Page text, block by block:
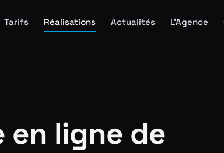
Tarifs Réalisations Actualités L'Agence
en ligne de